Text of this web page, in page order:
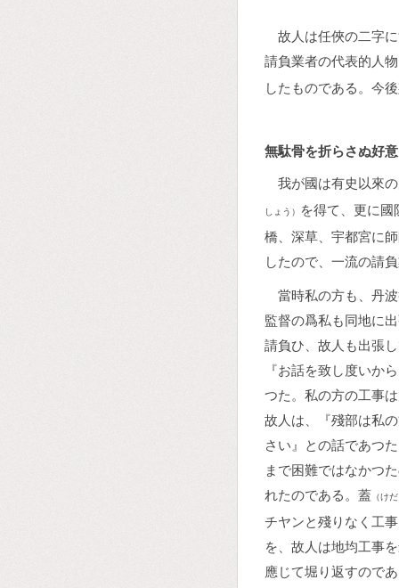
故人は任俠の二字
請負業者の代表的人
したものである。今
無駄骨を折らさぬ好意
我が國は有史以來
しょう）
を得て、更に
橋、深草、宇都宮に
したので、一流の請
當時私の方も、丹
監督の爲私も同地に
請負ひ、故人も出張
『お話を致し度いか
つた。私の方の工事
故人は、『殘部は私
さい』との話であつ
まで困難ではなかつ
れたのである。蓋 （け
チヤンと殘りなく工
を、故人は地均工事
應じて堀り返すので